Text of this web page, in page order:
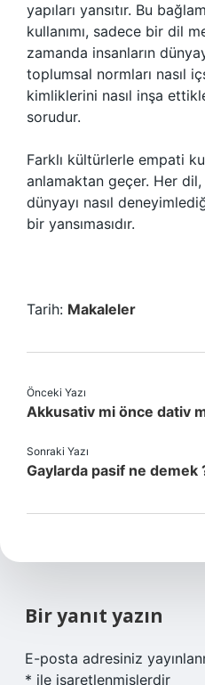
yapıları yansıtır. Bu
kullanımı, sadece bir dil
zamanda insanların
toplumsal normları nasıl
kimliklerini nasıl inşa
sorudur.
Farklı kültürlerle empati
anlamaktan geçer. Her
dünyayı nasıl
bir yansımasıdır.
Tarih: Makaleler
Önceki Yazı
Akkusativ mi önce dativ
Sonraki Yazı
Gaylarda pasif ne demek
Bir yanıt yazın
E-posta adresiniz
* ile işaretlenmişlerdir